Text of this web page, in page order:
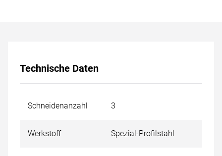
Technische Daten
Schneidenanzahl 3
Werkstoff Spezial-Profilstahl